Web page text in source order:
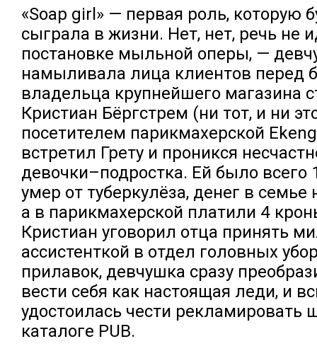
«Soap girl» — первая роль, которую
сыграла в жизни. Нет, нет, речь не
постановке мыльной оперы, —
намыливала лица клиентов перед
владельца крупнейшего магазина
Кристиан Бёргстрем (ни тот, и ни
посетителем парикмахерской
встретил Грету и проникся
девочки–подростка. Ей было всего
умер от туберкулёза, денег в
а в парикмахерской платили 4
Кристиан уговорил отца принять
ассистенткой в отдел головных
прилавок, девчушка сразу
вести себя как настоящая леди, и
удостоилась чести рекламировать
каталоге PUB.